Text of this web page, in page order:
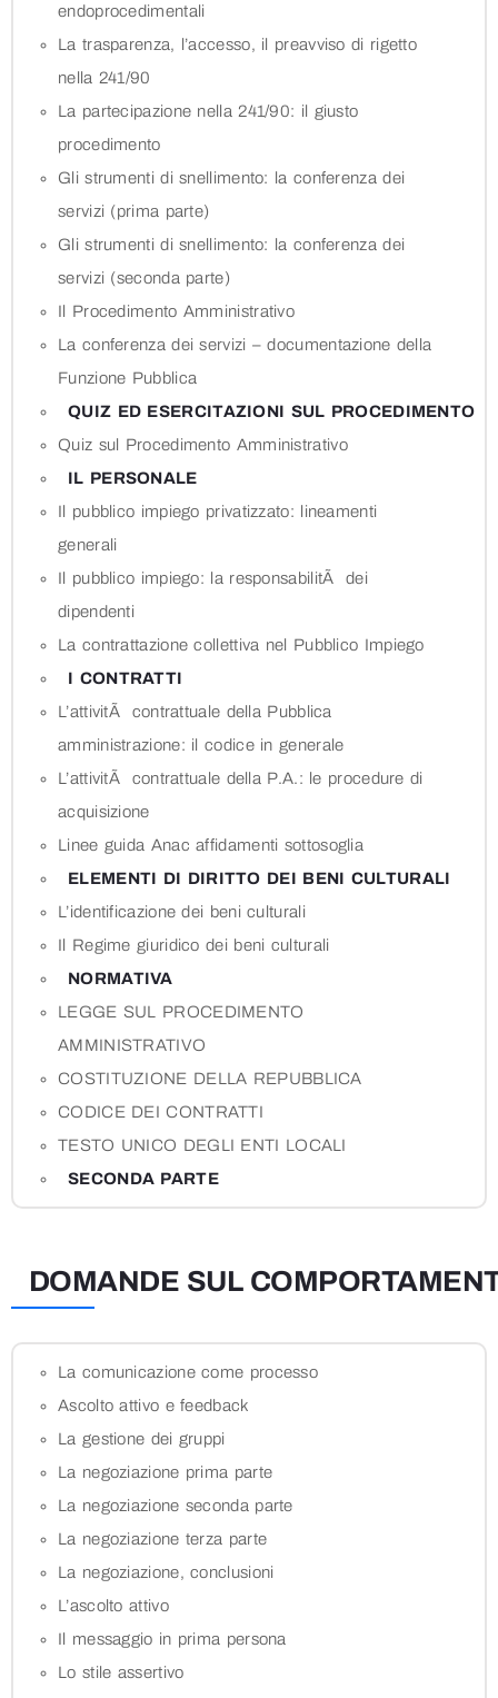
endoprocedimentali
La trasparenza, l’accesso, il preavviso di rigetto
nella 241/90
La partecipazione nella 241/90: il giusto
procedimento
Gli strumenti di snellimento: la conferenza dei
servizi (prima parte)
Gli strumenti di snellimento: la conferenza dei
servizi (seconda parte)
Il Procedimento Amministrativo
La conferenza dei servizi – documentazione della
Funzione Pubblica
QUIZ ED ESERCITAZIONI SUL PROCEDIMENTO
Quiz sul Procedimento Amministrativo
IL PERSONALE
Il pubblico impiego privatizzato: lineamenti
generali
Il pubblico impiego: la responsabilitÃ dei
dipendenti
La contrattazione collettiva nel Pubblico Impiego
I CONTRATTI
L’attivitÃ contrattuale della Pubblica
amministrazione: il codice in generale
L’attivitÃ contrattuale della P.A.: le procedure di
acquisizione
Linee guida Anac affidamenti sottosoglia
ELEMENTI DI DIRITTO DEI BENI CULTURALI
L’identificazione dei beni culturali
Il Regime giuridico dei beni culturali
NORMATIVA
LEGGE SUL PROCEDIMENTO
AMMINISTRATIVO
COSTITUZIONE DELLA REPUBBLICA
CODICE DEI CONTRATTI
TESTO UNICO DEGLI ENTI LOCALI
SECONDA PARTE
DOMANDE SUL
La comunicazione come processo
Ascolto attivo e feedback
La gestione dei gruppi
La negoziazione prima parte
La negoziazione seconda parte
La negoziazione terza parte
La negoziazione, conclusioni
L’ascolto attivo
Il messaggio in prima persona
Lo stile assertivo